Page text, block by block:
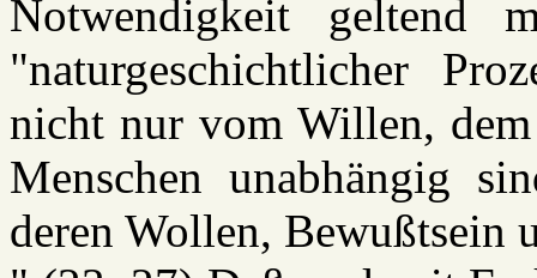
Notwendigkeit geltend
"naturgeschichtlicher
nicht nur vom Willen,
Menschen unabhängig
deren Wollen, Bewußtsein